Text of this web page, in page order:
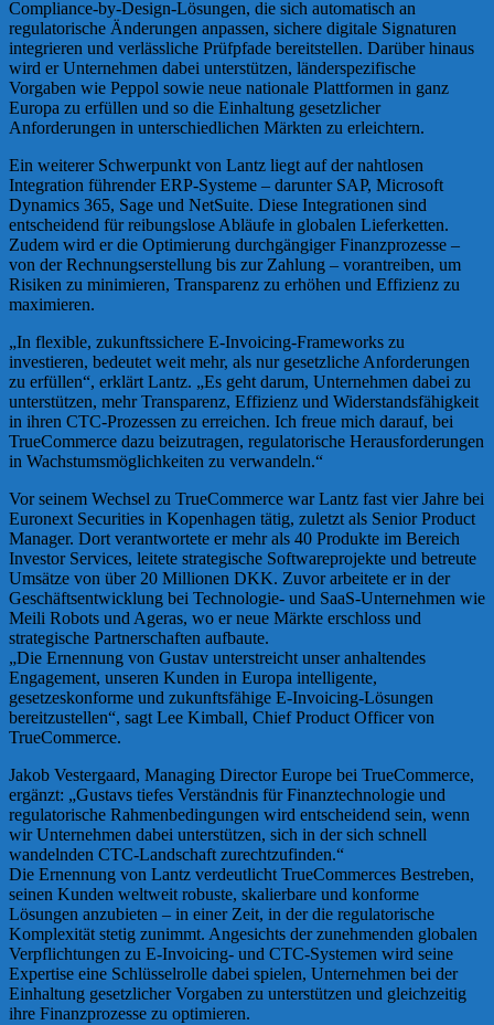
Compliance-by-Design-Lösungen, die sich automatisch an
regulatorische Änderungen anpassen, sichere digitale Signaturen
integrieren und verlässliche Prüfpfade bereitstellen. Darüber hinaus
wird er Unternehmen dabei unterstützen, länderspezifische
Vorgaben wie Peppol sowie neue nationale Plattformen in ganz
Europa zu erfüllen und so die Einhaltung gesetzlicher
Anforderungen in unterschiedlichen Märkten zu erleichtern.
Ein weiterer Schwerpunkt von Lantz liegt auf der nahtlosen
Integration führender ERP-Systeme – darunter SAP, Microsoft
Dynamics 365, Sage und NetSuite. Diese Integrationen sind
entscheidend für reibungslose Abläufe in globalen Lieferketten.
Zudem wird er die Optimierung durchgängiger Finanzprozesse –
von der Rechnungserstellung bis zur Zahlung – vorantreiben, um
Risiken zu minimieren, Transparenz zu erhöhen und Effizienz zu
maximieren.
„In flexible, zukunftssichere E-Invoicing-Frameworks zu
investieren, bedeutet weit mehr, als nur gesetzliche Anforderungen
zu erfüllen“, erklärt Lantz. „Es geht darum, Unternehmen dabei zu
unterstützen, mehr Transparenz, Effizienz und Widerstandsfähigkeit
in ihren CTC-Prozessen zu erreichen. Ich freue mich darauf, bei
TrueCommerce dazu beizutragen, regulatorische Herausforderungen
in Wachstumsmöglichkeiten zu verwandeln.“
Vor seinem Wechsel zu TrueCommerce war Lantz fast vier Jahre bei
Euronext Securities in Kopenhagen tätig, zuletzt als Senior Product
Manager. Dort verantwortete er mehr als 40 Produkte im Bereich
Investor Services, leitete strategische Softwareprojekte und betreute
Umsätze von über 20 Millionen DKK. Zuvor arbeitete er in der
Geschäftsentwicklung bei Technologie- und SaaS-Unternehmen wie
Meili Robots und Ageras, wo er neue Märkte erschloss und
strategische Partnerschaften aufbaute.
„Die Ernennung von Gustav unterstreicht unser anhaltendes
Engagement, unseren Kunden in Europa intelligente,
gesetzeskonforme und zukunftsfähige E-Invoicing-Lösungen
bereitzustellen“, sagt Lee Kimball, Chief Product Officer von
TrueCommerce.
Jakob Vestergaard, Managing Director Europe bei TrueCommerce,
ergänzt: „Gustavs tiefes Verständnis für Finanztechnologie und
regulatorische Rahmenbedingungen wird entscheidend sein, wenn
wir Unternehmen dabei unterstützen, sich in der sich schnell
wandelnden CTC-Landschaft zurechtzufinden.“
Die Ernennung von Lantz verdeutlicht TrueCommerces Bestreben,
seinen Kunden weltweit robuste, skalierbare und konforme
Lösungen anzubieten – in einer Zeit, in der die regulatorische
Komplexität stetig zunimmt. Angesichts der zunehmenden globalen
Verpflichtungen zu E-Invoicing- und CTC-Systemen wird seine
Expertise eine Schlüsselrolle dabei spielen, Unternehmen bei der
Einhaltung gesetzlicher Vorgaben zu unterstützen und gleichzeitig
ihre Finanzprozesse zu optimieren.